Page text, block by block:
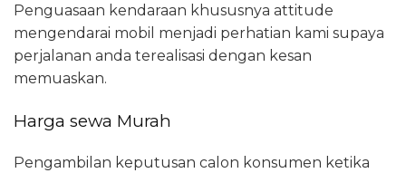
Penguasaan kendaraan khususnya attitude
mengendarai mobil menjadi perhatian kami supaya
perjalanan anda terealisasi dengan kesan
memuaskan.
Harga sewa Murah
Pengambilan keputusan calon konsumen ketika